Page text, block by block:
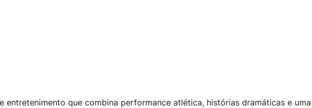
entretenimento que combina performance atlética, histórias dramáticas e uma